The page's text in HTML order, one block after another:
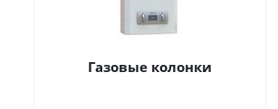
Газовые колонки